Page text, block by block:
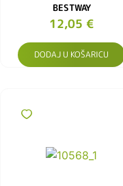
BESTWAY
12,05 €
DODAJ U KOŠARICU